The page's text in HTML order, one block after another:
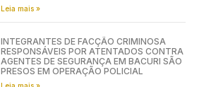
Leia mais »
INTEGRANTES DE FACÇÃO CRIMINOSA
RESPONSÁVEIS POR ATENTADOS CONTRA
AGENTES DE SEGURANÇA EM BACURI SÃO
PRESOS EM OPERAÇÃO POLICIAL